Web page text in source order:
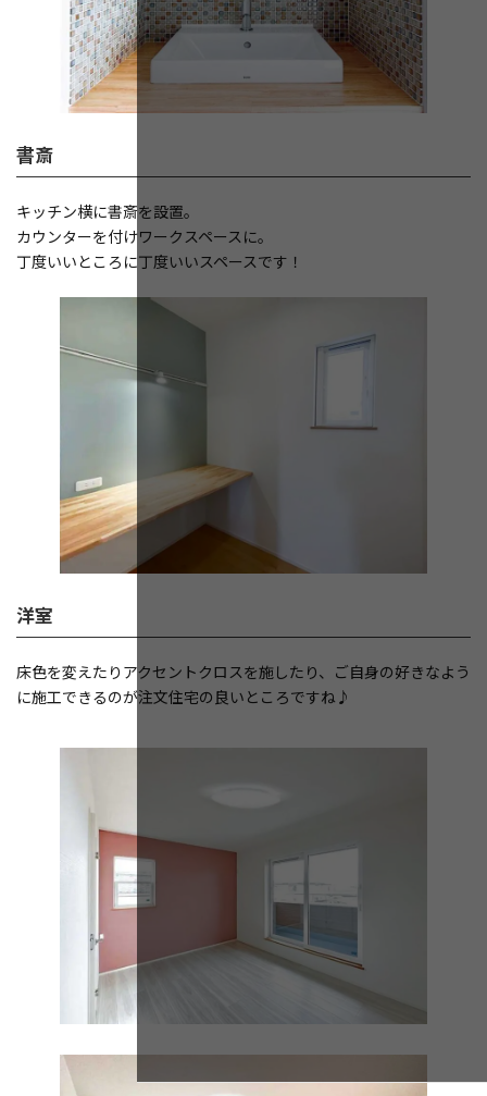
書斎
キッチン横に書斎を設置。
カウンターを付けワークスペースに。
丁度いいところに丁度いいスペースです！
洋室
床色を変えたりアクセントクロスを施したり、ご自身の好きなよう
に施工できるのが注文住宅の良いところですね♪